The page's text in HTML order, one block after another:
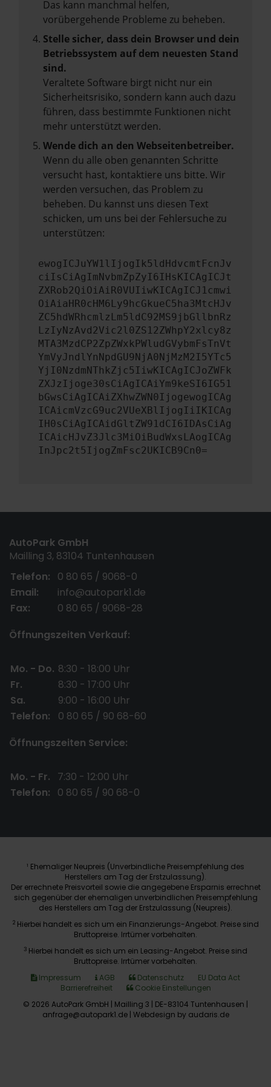
Das kann manchmal helfen,
vorübergehende Probleme zu beheben.
Stelle sicher, dass dein Browser und dein
Betriebssystem auf dem neuesten Stand
sind.
Veraltete Software birgt nicht nur ein
Sicherheitsrisiko, sondern kann auch dazu
führen, dass bestimmte Funktionen nicht
mehr unterstützt werden.
Wende dich an den Webseitenbetreiber.
Wenn du alle oben genannten Schritte
versucht hast, kontaktiere uns bitte. Wir
werden versuchen, das Problem zu
beheben. Du kannst uns diesen Text
schicken, um uns bei der Fehlersuche zu
unterstützen:
ewogICJuYW1lIjogIk5ldHdvcmtFcnJv
ciIsCiAgImNvbmZpZyI6IHsKICAgICJt
ZXRob2QiOiAiR0VUIiwKICAgICJ1cmwi
OiAiaHR0cHM6Ly9hcGkueC5ha3MtcHJv
ZC5hdWRhcmlzLm5ldC92MS9jbGllbnRz
LzIyNzAvd2Vic2l0ZS12ZWhpY2xlcy8z
MTA3MzdCP2ZpZWxkPWludGVybmFsTnVt
YmVyJndlYnNpdGU9NjA0NjMzM2I5YTc5
YjI0NzdmNThkZjc5IiwKICAgICJoZWFk
ZXJzIjoge30sCiAgICAiYm9keSI6IG51
bGwsCiAgICAiZXhwZWN0IjogewogICAg
ICAicmVzcG9uc2VUeXBlIjogIiIKICAg
IH0sCiAgICAidGltZW91dCI6IDAsCiAg
ICAicHJvZ3Jlc3MiOiBudWxsLAogICAg
InJpc2t5IjogZmFsc2UKICB9Cn0=
AutoPark GmbH
Mailling 3, 83104 Tuntenhausen
Telefon:
0 80 65 / 9068-0
Email:
info@autopark1.de
Fax:
0 80 65 / 9068-28
Öffnungszeiten Verkauf:
Mo. - Do. 8:30 - 18:00 Uhr
Fr.
8:30 - 17:00 Uhr
Sa.
9:00 - 16:00 Uhr
Telefon:
0 80 65 / 90 68-60
Öffnungszeiten Service:
Mo. - Fr.
7:30 - 12:00 Uhr
Telefon:
0 80 65 / 90 68-0
1 Ehemaliger Neupreis (Unverbindliche Preisempfehlung des
Herstellers am Tag der Erstzulassung).
Der errechnete Preisvorteil sowie die angegebene Ersparnis errechnet
sich gegenüber der ehemaligen unverbindlichen Preisempfehlung
des Herstellers am Tag der Erstzulassung (Neupreis).
2 Hierbei handelt es sich um ein Finanzierungs-Angebot. Preise sind
Bruttopreise. Irrtümer vorbehalten.
3 Hierbei handelt es sich um ein Leasing-Angebot. Preise sind
Bruttopreise. Irrtümer vorbehalten.
Impressum
AGB Datenschutz
EU Data Act
Barrierefreiheit
Cookie Einstellungen
© 2026 AutoPark GmbH | Mailling 3 | DE-83104 Tuntenhausen |
anfrage@autopark1.de | Webdesign by audaris.de